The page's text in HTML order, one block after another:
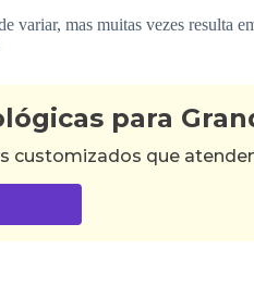
variar, mas muitas vezes
para
customizados que